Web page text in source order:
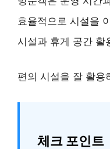
효율적으로 시설을
시설과 휴게 공간 활
편의 시설을 잘 활용
체크 포인트